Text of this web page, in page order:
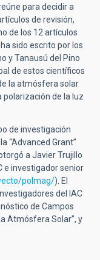
para decidir a
de revisión,
de los 12 artículos
sido escrito por los
y Tanausú del Pino
de estos científicos
la atmósfera solar
de la luz
de investigación
“Advanced Grant”
a Javier Trujillo
e investigador senior
polmag/). El
del IAC
de Campos
Atmósfera Solar”, y